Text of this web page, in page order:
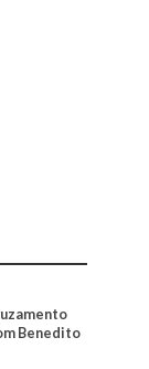
Benedito